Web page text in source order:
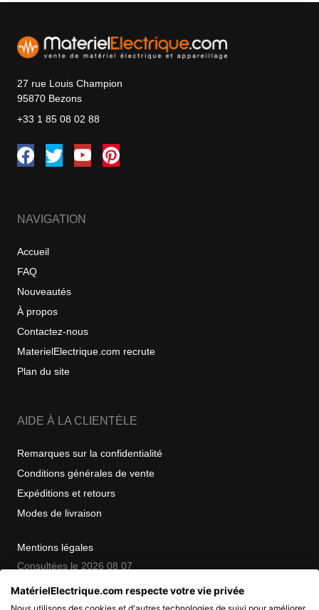
27 rue Louis Champion
95870 Bezons
+33 1 85 08 02 88
NAVIGATION
Accueil
FAQ
Nouveautés
À propos
Contactez-nous
MaterielElectrique.com recrute
Plan du site
AIDE À LA CLIENTÈLE
Remarques sur la confidentialité
Conditions générales de vente
Expéditions et retours
Modes de livraison
Mentions légales
Consultées le 2026 08 07
MatérielElectrique.com respecte votre vie privée